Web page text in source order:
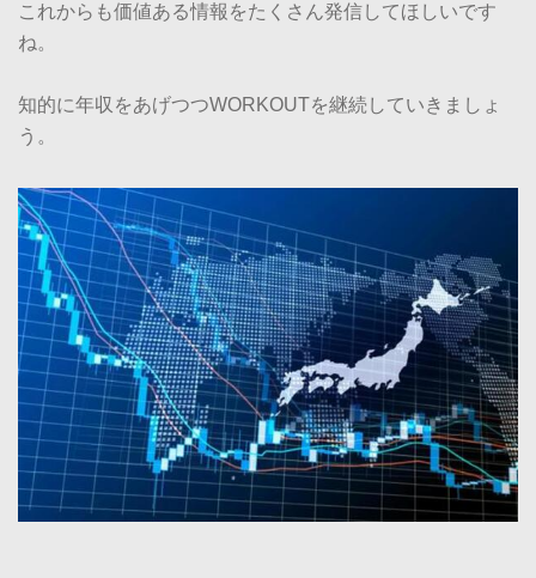
これからも価値ある情報をたくさん発信してほしいです
ね。
知的に年収をあげつつWORKOUTを継続していきましょ
う。